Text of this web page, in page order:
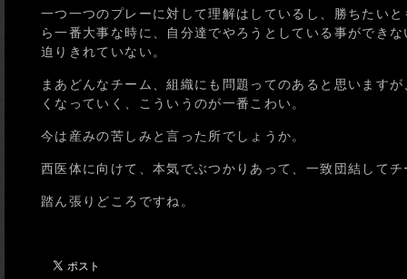
一つ一つのプレーに対して理解はしているし、勝ちたい
ら一番大事な時に、自分達でやろうとしている事ができ
迫りきれていない。
まあどんなチーム、組織にも問題ってのあると思います
くなっていく、こういうのが一番こわい。
今は産みの苦しみと言った所でしょうか。
西医体に向けて、本気でぶつかりあって、一致団結して
踏ん張りどころですね。